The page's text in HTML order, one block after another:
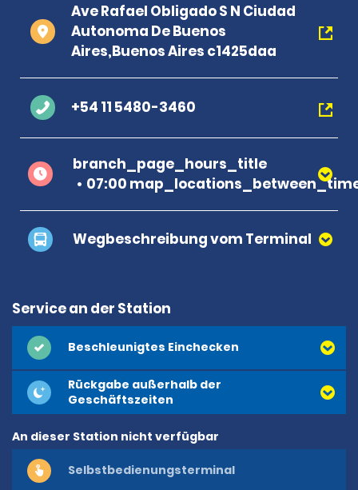
Ave Rafael Obligado S N Ciudad
Autonoma De Buenos
Aires,Buenos Aires c1425daa
+54 11 5480-3460
branch_page_hours_title
07:00
Wegbeschreibung vom Terminal
Service an der Station
Beschleunigtes Einchecken
Rückgabe außerhalb der
Geschäftszeiten
An dieser Station nicht verfügbar
Selbstbedienungsterminal